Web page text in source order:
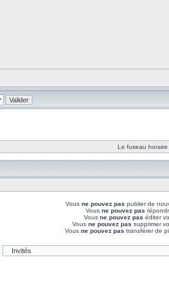
Le fuseau horaire
Vous ne pouvez pas publier de
Vous ne pouvez pas
Vous ne pouvez pas éditer
Vous ne pouvez pas supprimer
Vous ne pouvez pas transférer de